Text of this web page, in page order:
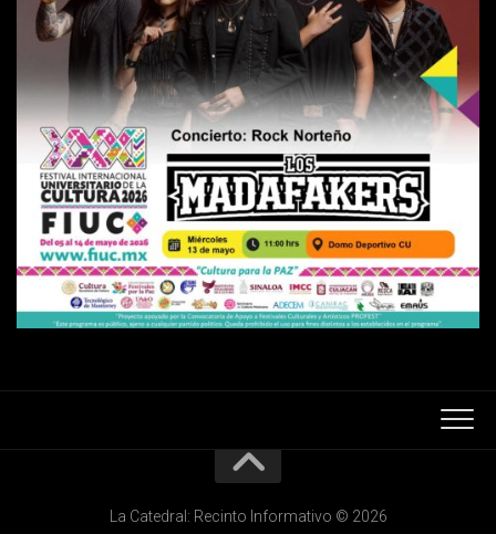
La Catedral: Recinto Informativo © 2026